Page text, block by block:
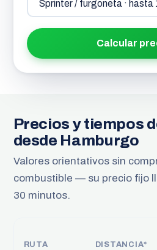
Calcular
Precios y tiempos
desde Hamburgo
Valores orientativos sin
combustible — su precio fijo
30 minutos.
RUTA DISTANCIA*